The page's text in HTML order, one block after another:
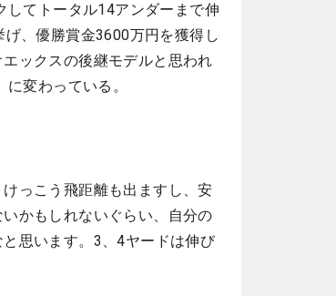
てトータル14アンダーまで伸
、優勝賞金3600万円を獲得し
ックスの後継モデルと思われ
変わっている。
っこう飛距離も出ますし、安
かもしれないぐらい、自分の
思います。3、4ヤードは伸び